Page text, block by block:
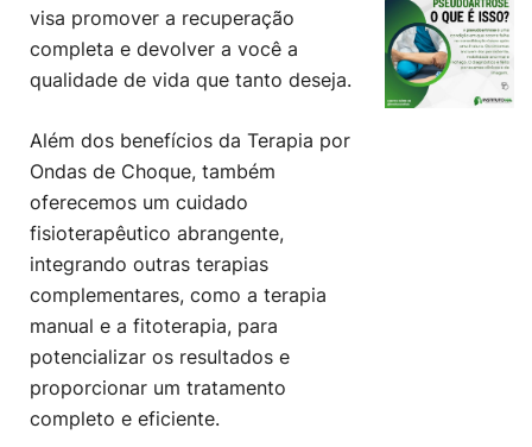
visa promover a recuperação
completa e devolver a você a
qualidade de vida que tanto deseja.
Além dos benefícios da Terapia por
Ondas de Choque, também
oferecemos um cuidado
fisioterapêutico abrangente,
integrando outras terapias
complementares, como a terapia
manual e a fitoterapia, para
potencializar os resultados e
proporcionar um tratamento
completo e eficiente.